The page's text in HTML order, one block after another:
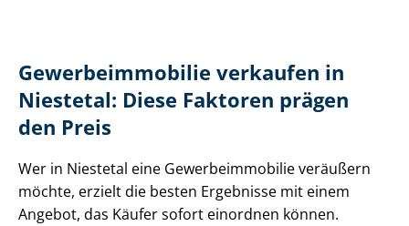
Ge­wer­be­im­mo­bi­lie verkaufen in
Niestetal: Diese Faktoren prägen
den Preis
Wer in Niestetal eine Ge­wer­be­im­mo­bi­lie veräußern
möchte, erzielt die besten Ergebnisse mit einem
Angebot, das Käufer sofort einordnen können.